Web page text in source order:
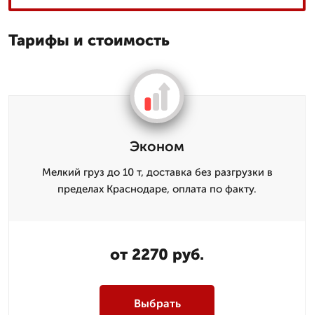
Тарифы и стоимость
Эконом
Мелкий груз до 10 т, доставка без разгрузки в
пределах Краснодаре, оплата по факту.
от 2270 руб.
Выбрать